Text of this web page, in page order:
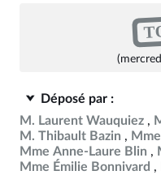
Déposé par :
M. Laurent Wauquiez
M. Thibault Bazin
Mme Anne-Laure Blin
Mme Émilie Bonnivard